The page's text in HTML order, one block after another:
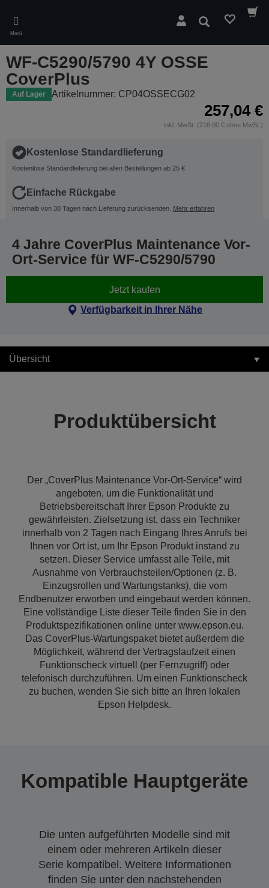
main
content
Menü
Suchen
WF-C5290/5790 4Y OSSE
CoverPlus
Auf Lager Artikelnummer: CP04OSSECG02
257,04 €
inkl. MwSt. (216,00 € ohne MwSt.)
Kostenlose Standardlieferung
Kostenlose Standardlieferung bei allen Bestellungen ab 25 €
Einfache Rückgabe
Innerhalb von 30 Tagen nach Lieferung zurücksenden. Mehr erfahren
4 Jahre CoverPlus Maintenance Vor-
Ort-Service für WF-C5290/5790
Jetzt kaufen
Verfügbarkeit in Ihrer Nähe
Übersicht
Produktübersicht
Der „CoverPlus Maintenance Vor-Ort-Service“ wird
angeboten, um die Funktionalität und
Betriebsbereitschaft Ihrer Epson Produkte zu
gewährleisten. Zielsetzung ist, dass ein Techniker
innerhalb von 2 Tagen nach Eingang Ihres Anrufs bei
Ihnen vor Ort ist, um Ihr Epson Produkt instand zu
setzen. Dieser Service umfasst alle Teile, mit
Ausnahme von Verbrauchsteilen/Optionen (z. B.
Einzugsrollen und Wartungstanks), die vom
Endbenutzer erworben und eingebaut werden können.
Eine vollständige Liste dieser Teile finden Sie in den
Produktspezifikationen online unter www.epson.eu.
Das CoverPlus-Wartungspaket bietet außerdem die
Möglichkeit, während der Vertragslaufzeit einen
Funktionscheck virtuell (per Fernzugriff) oder
telefonisch durchzuführen. Um einen Funktionscheck
zu buchen, wenden Sie sich bitte an Ihren lokalen
Epson Helpdesk.
Kompatible Hauptgeräte
Die unten aufgeführten Modelle sind mit
einem oder mehreren Artikeln dieser
Serie kompatibel. Weitere Informationen
finden Sie unter den nachstehenden